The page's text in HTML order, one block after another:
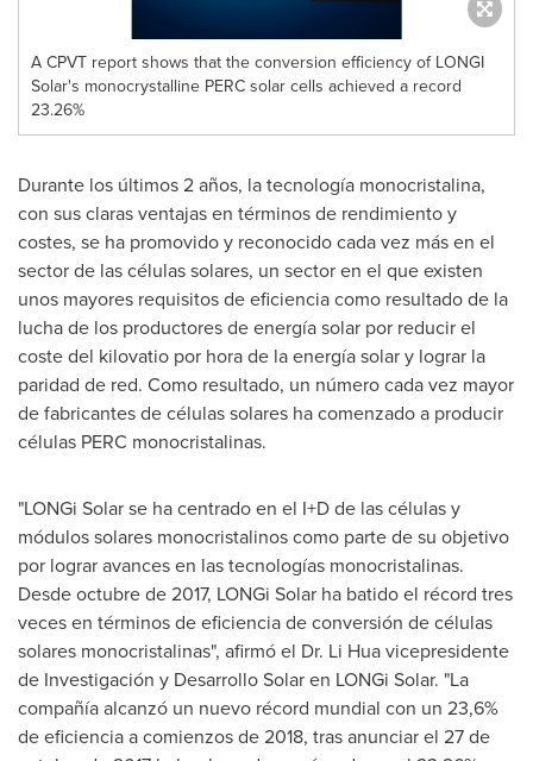
A CPVT report shows that the conversion efficiency of LONGI
Solar's monocrystalline PERC solar cells achieved a record
23.26%
Durante los últimos 2 años, la tecnología monocristalina,
con sus claras ventajas en términos de rendimiento y
costes, se ha promovido y reconocido cada vez más en el
sector de las células solares, un sector en el que existen
unos mayores requisitos de eficiencia como resultado de la
lucha de los productores de energía solar por reducir el
coste del kilovatio por hora de la energía solar y lograr la
paridad de red. Como resultado, un número cada vez mayor
de fabricantes de células solares ha comenzado a producir
células PERC monocristalinas.
"LONGi Solar se ha centrado en el I+D de las células y
módulos solares monocristalinos como parte de su objetivo
por lograr avances en las tecnologías monocristalinas.
Desde octubre de 2017, LONGi Solar ha batido el récord tres
veces en términos de eficiencia de conversión de células
solares monocristalinas", afirmó el Dr. Li Huavicepresidente
de Investigación y Desarrollo Solar en LONGi Solar. "La
compañía alcanzó un nuevo récord mundial con un 23,6%
de eficiencia a comienzos de 2018, tras anunciar el 27 de